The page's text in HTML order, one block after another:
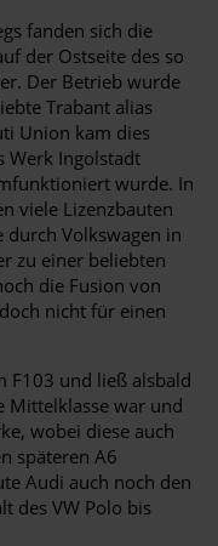
fanden sich die
der Ostseite des so
Der Betrieb wurde
Trabant alias
Union kam dies
Werk Ingolstadt
wurde. In
viele Lizenzbauten
durch Volkswagen in
zu einer beliebten
die Fusion von
nicht für einen
F103 und ließ alsbald
Mittelklasse war und
wobei diese auch
späteren A6
Audi auch noch den
des VW Polo bis